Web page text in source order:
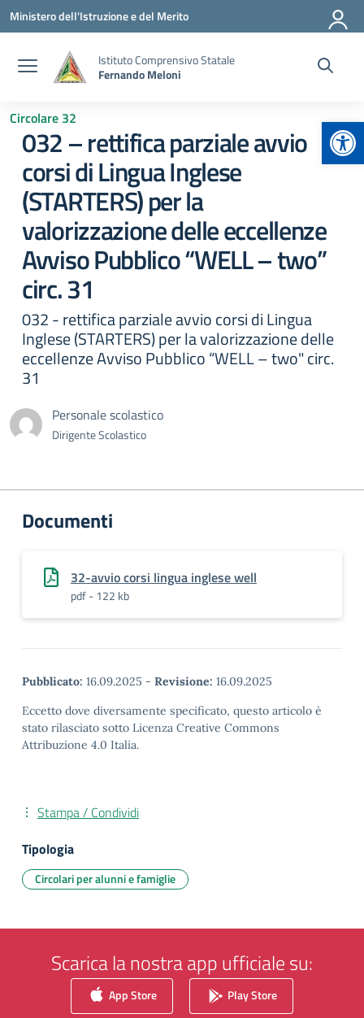
Vai ai contenuti
Vai al menu di navigazione
Vai al footer
Ministero dell'Istruzione e del Merito
Istituto Comprensivo Statale
Fernando Meloni
Circolare 32
032 – rettifica parziale avvio
corsi di Lingua Inglese
(STARTERS) per la
valorizzazione delle eccellenze
Avviso Pubblico “WELL – two”
circ. 31
032 - rettifica parziale avvio corsi di Lingua
Inglese (STARTERS) per la valorizzazione delle
eccellenze Avviso Pubblico “WELL – two" circ.
31
Personale scolastico
Dirigente Scolastico
Documenti
32-avvio corsi lingua inglese well
pdf - 122 kb
Pubblicato: 16.09.2025 - Revisione: 16.09.2025
Eccetto dove diversamente specificato, questo articolo è
stato rilasciato sotto Licenza Creative Commons
Attribuzione 4.0 Italia.
Stampa / Condividi
Tipologia
Circolari per alunni e famiglie
Scarica la nostra app ufficiale su:
App Store Play Store